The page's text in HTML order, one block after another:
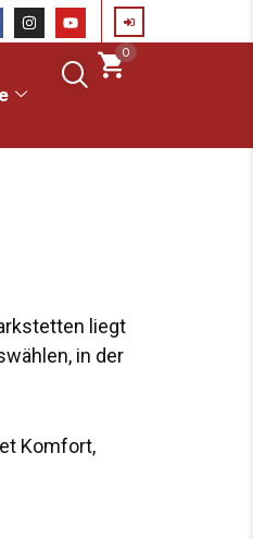
I
n
s
Y
o
u
u
b
0
liegt
in der
Komfort,